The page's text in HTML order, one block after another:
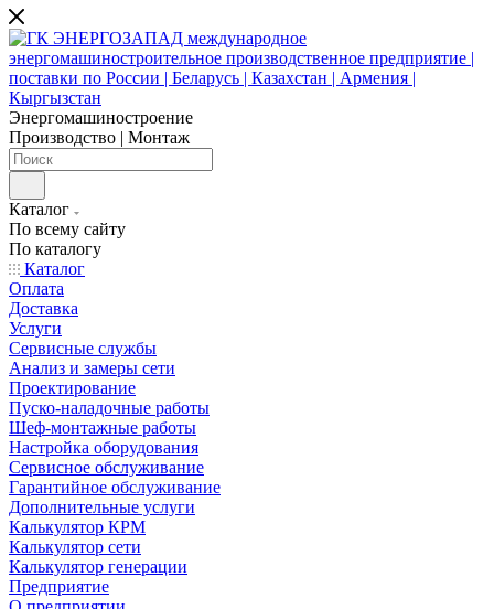
Энергомашиностроение
Производство | Монтаж
Каталог
По всему сайту
По каталогу
Каталог
Оплата
Доставка
Услуги
Сервисные службы
Анализ и замеры сети
Проектирование
Пуско-наладочные работы
Шеф-монтажные работы
Настройка оборудования
Сервисное обслуживание
Гарантийное обслуживание
Дополнительные услуги
Калькулятор КРМ
Калькулятор сети
Калькулятор генерации
Предприятие